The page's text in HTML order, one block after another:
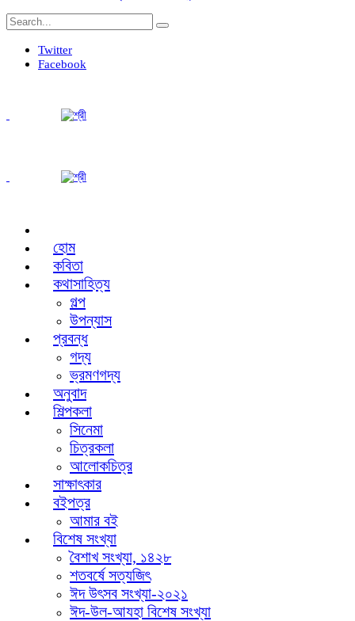
Twitter
Facebook
হোম
কবিতা
কথাসাহিত্য
গল্প
উপন্যাস
প্রবন্ধ
গদ্য
ভ্রমণগদ্য
অনুবাদ
শিল্পকলা
সিনেমা
চিত্রকলা
আলোকচিত্র
সাক্ষাৎকার
বইপত্র
আমার বই
বিশেষ সংখ্যা
বৈশাখ সংখ্যা, ১৪২৮
শতবর্ষে সত্যজিৎ
ঈদ উৎসব সংখ্যা-২০২১
ঈদ-উল-আযহা বিশেষ সংখ্যা